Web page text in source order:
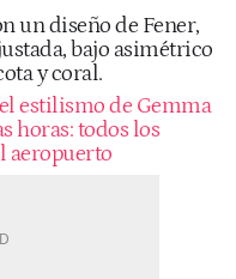
un diseño de Fener,
bajo asimétrico
y coral.
el estilismo de Gemma
horas: todos los
aeropuerto